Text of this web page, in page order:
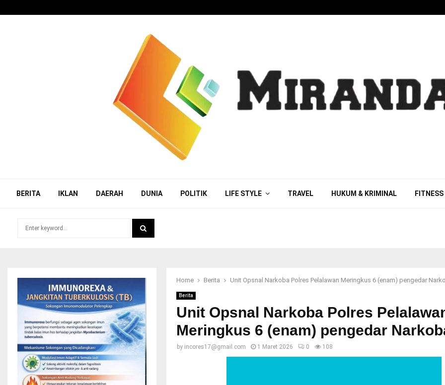
BERITA IKLAN DAERAH DUNIA POLITIK LIFE STYLE TRAVEL HUKUM & KRIMINAL FITNESS
Home Berita Unit Opsnal Narkoba Polres Pelalawan Meringkus 6 (enam) pengedar
Berita
Unit Opsnal Narkoba Polres
Meringkus 6 (enam) pengedar
by incores17@gmail.com 1 Maret 2026 0 108